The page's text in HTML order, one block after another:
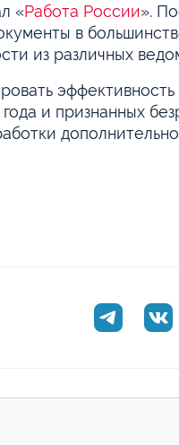
«Работа России».
в
из различных
и признанных